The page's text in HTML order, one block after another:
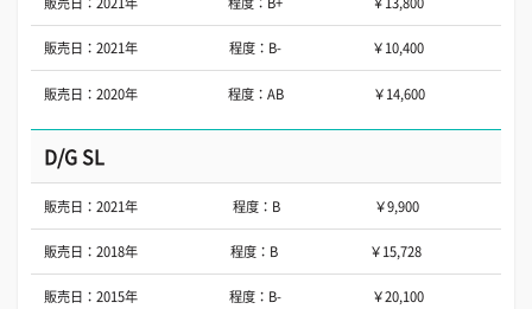
販売日：2021年 程度：B- ￥10,400
販売日：2020年 程度：AB ￥14,600
D/G SL
販売日：2021年 程度：B ￥9,900
販売日：2018年 程度：B ￥15,728
販売日：2015年 程度：B- ￥20,100